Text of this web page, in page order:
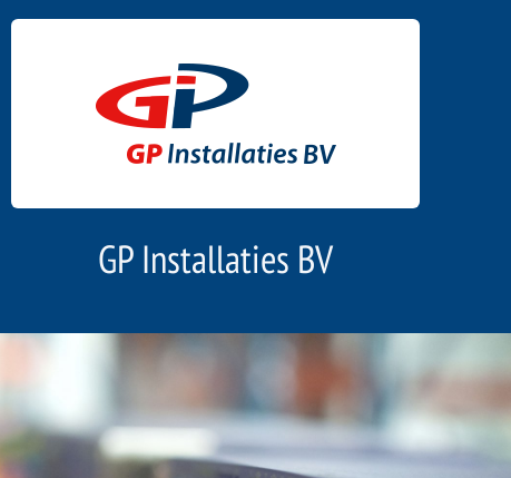
GP Installaties BV